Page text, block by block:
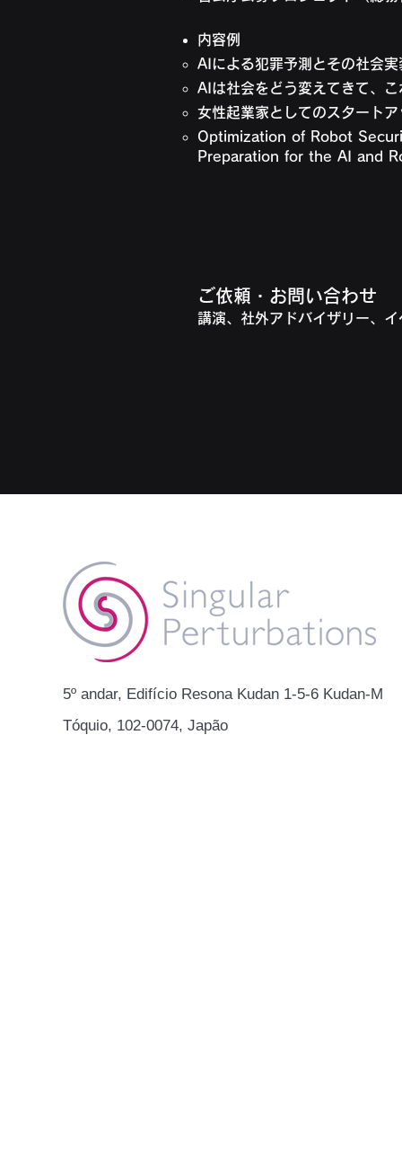
内容例
AIによる犯罪予測とその社会実
AIは社会をどう変えてきて、
女性起業家としてのスタートア
Optimization of Robot
Preparation for the AI and
ご依頼・お問い合わせ
講演、社外アドバイザリー、
​​5º andar, Edifício Resona Kudan 1-5-6 Kudan-
Tóquio, 102-0074, Japão